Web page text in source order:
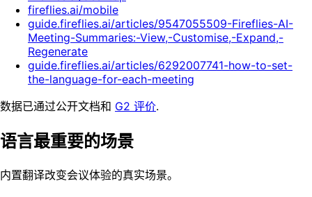
fireflies.ai/mobile
guide.fireflies.ai/articles/9547055509-Fireflies-AI-
Meeting-Summaries:-View,-Customise,-Expand,-
Regenerate
guide.fireflies.ai/articles/6292007741-how-to-set-
the-language-for-each-meeting
数据已通过公开文档和 G2 评价.
语言最重要的场景
内置翻译改变会议体验的真实场景。